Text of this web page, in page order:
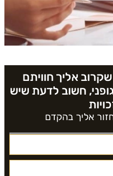
אליך חוויתם
חשוב לדעת שיש
אליך בהקדם